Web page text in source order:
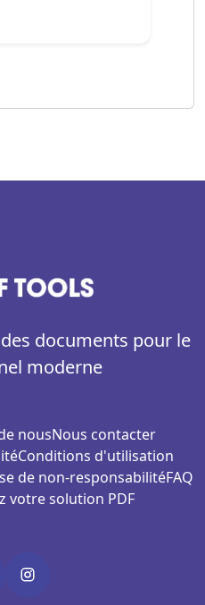
documents pour le
moderne
nousNous contacter
Conditions d'utilisation
de non-responsabilitéFAQ
votre solution PDF